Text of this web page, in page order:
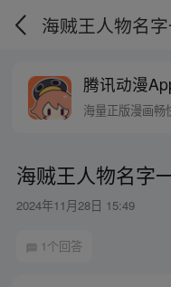
海贼王人物名
腾讯动漫
海量正版漫画畅
海贼王人物名字
2024年11月28日 15:49
1个回答